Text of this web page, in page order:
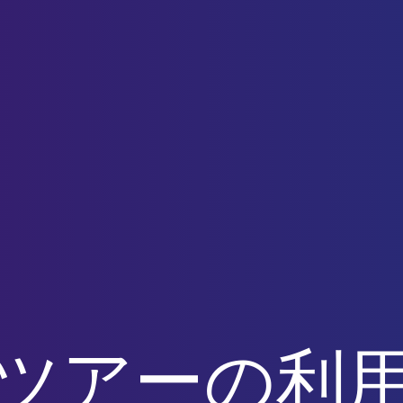
アーの利